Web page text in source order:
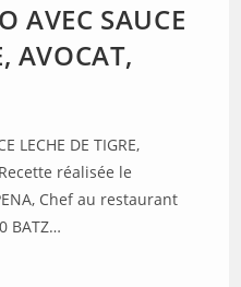
AVEC SAUCE
AVOCAT,
LECHE DE TIGRE,
Recette réalisée le
Chef au restaurant
BATZ…